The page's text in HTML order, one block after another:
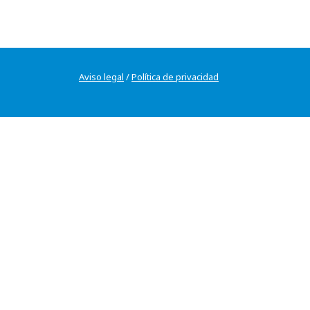
Aviso legal /Política de privacidad